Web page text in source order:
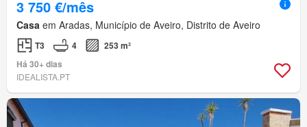
3 750 €/mês
Casa em Aradas, Município de Aveiro, Distrito de Aveiro
T3 4
253 m²
Há 30+ dias
IDEALISTA.PT